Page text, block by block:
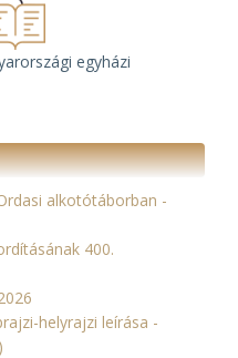
egyházi
alkotótáborban -
400.
helyrajzi leírása -